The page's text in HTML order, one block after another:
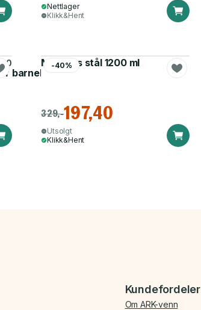
Nettlager
Klikk&Hent
barnehagen
-40%
Matboks stål 1200 ml
329,-197,40
Utsolgt
Klikk&Hent
Kundefordeler
Om ARK-venn